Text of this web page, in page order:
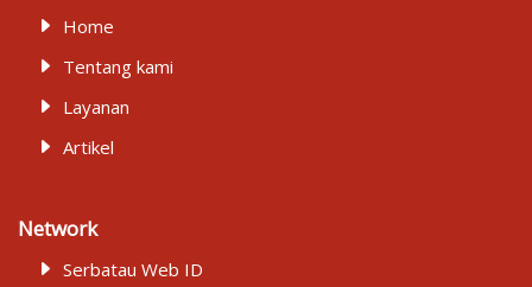
Home
Tentang kami
Layanan
Artikel
Network
Serbatau Web ID